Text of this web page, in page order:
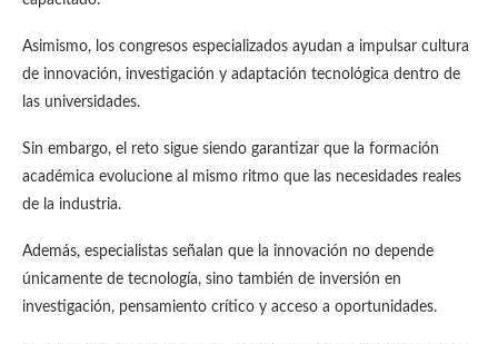
Asimismo, los congresos especializados ayudan a impulsar cultura
de innovación, investigación y adaptación tecnológica dentro de
las universidades.
Sin embargo, el reto sigue siendo garantizar que la formación
académica evolucione al mismo ritmo que las necesidades reales
de la industria.
Además, especialistas señalan que la innovación no depende
únicamente de tecnología, sino también de inversión en
investigación, pensamiento crítico y acceso a oportunidades.